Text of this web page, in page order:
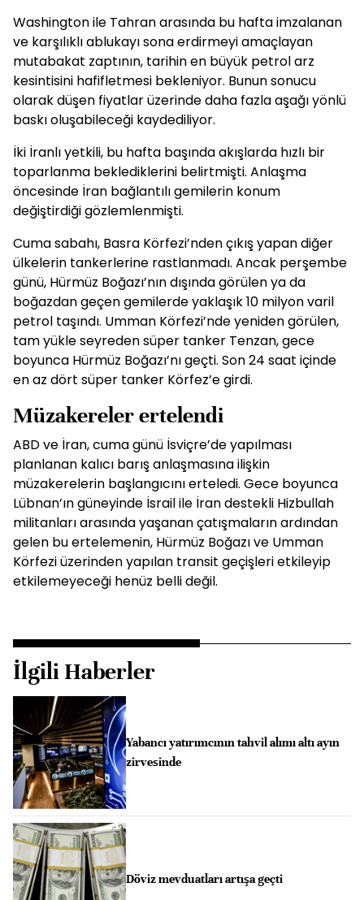
Washington ile Tahran arasında bu hafta imzalanan
ve karşılıklı ablukayı sona erdirmeyi amaçlayan
mutabakat zaptının, tarihin en büyük petrol arz
kesintisini hafifletmesi bekleniyor. Bunun sonucu
olarak düşen fiyatlar üzerinde daha fazla aşağı yönlü
baskı oluşabileceği kaydediliyor.
İki İranlı yetkili, bu hafta başında akışlarda hızlı bir
toparlanma beklediklerini belirtmişti. Anlaşma
öncesinde İran bağlantılı gemilerin konum
değiştirdiği gözlemlenmişti.
Cuma sabahı, Basra Körfezi’nden çıkış yapan diğer
ülkelerin tankerlerine rastlanmadı. Ancak perşembe
günü, Hürmüz Boğazı’nın dışında görülen ya da
boğazdan geçen gemilerde yaklaşık 10 milyon varil
petrol taşındı. Umman Körfezi’nde yeniden görülen,
tam yükle seyreden süper tanker Tenzan, gece
boyunca Hürmüz Boğazı’nı geçti. Son 24 saat içinde
en az dört süper tanker Körfez’e girdi.
Müzakereler ertelendi
ABD ve İran, cuma günü İsviçre’de yapılması
planlanan kalıcı barış anlaşmasına ilişkin
müzakerelerin başlangıcını erteledi. Gece boyunca
Lübnan’ın güneyinde İsrail ile İran destekli Hizbullah
militanları arasında yaşanan çatışmaların ardından
gelen bu ertelemenin, Hürmüz Boğazı ve Umman
Körfezi üzerinden yapılan transit geçişleri etkileyip
etkilemeyeceği henüz belli değil.
İlgili Haberler
Yabancı yatırımcının tahvil alımı altı ayın
zirvesinde
Döviz mevduatları artışa geçti